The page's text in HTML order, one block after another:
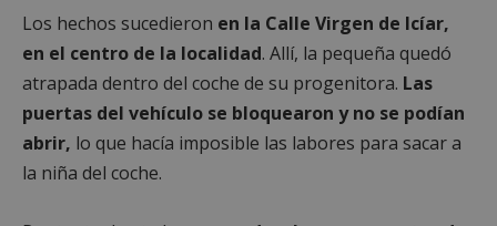
Los hechos sucedieron en la Calle Virgen de Icíar,
en el centro de la localidad. Allí, la pequeña quedó
atrapada dentro del coche de su progenitora. Las
puertas del vehículo se bloquearon y no se podían
abrir, lo que hacía imposible las labores para sacar a
la niña del coche.